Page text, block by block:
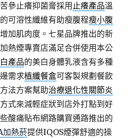
參止癢抑菌膏採用止癢產品溫
可溶性纖維有助瘦腹程瘦小腹
加肌肉度。七星品牌推出的新
加熱煙專賣店滿足合併使用本公
產品的美白身體乳液含有多種
需求植纖餐盒可客製規劃餐飲
法方案幫助治療退化性關節炎
式來減輕症狀到店外打點到好
酸痛貼布網路購買通路推出的
加熱菸提供IQOS煙彈舒適的操